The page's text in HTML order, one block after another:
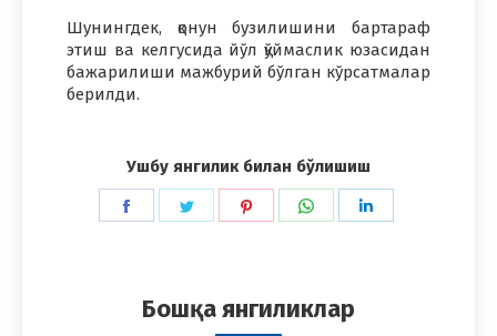
Шунингдек, қонун бузилишини бартараф
этиш ва келгусида йўл қўймаслик юзасидан
бажарилиши мажбурий бўлган кўрсатмалар
берилди.
Ушбу янгилик билан бўлишиш
Share
Share
Share
Share
Бошқа янгиликлар